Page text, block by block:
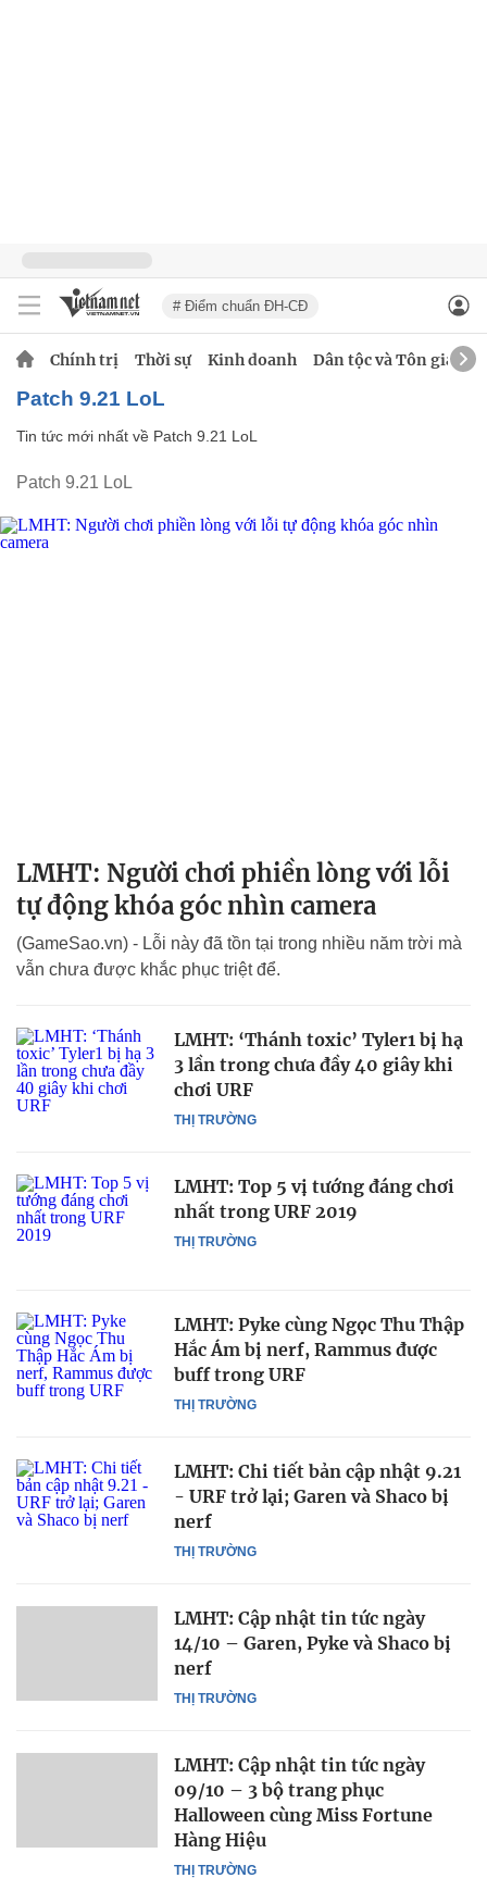
# Điểm chuẩn ĐH-CĐ
Chính trị Thời sự Kinh doanh Dân tộc và Tôn giáo
Patch 9.21 LoL
Tin tức mới nhất về Patch 9.21 LoL
Patch 9.21 LoL
LMHT: Người chơi phiền lòng với lỗi
tự động khóa góc nhìn camera
(GameSao.vn) - Lỗi này đã tồn tại trong nhiều năm trời mà
vẫn chưa được khắc phục triệt để.
THỊ TRƯỜNG
LMHT: ‘Thánh toxic’ Tyler1 bị hạ
3 lần trong chưa đầy 40 giây khi
chơi URF
THỊ TRƯỜNG
LMHT: Top 5 vị tướng đáng chơi
nhất trong URF 2019
THỊ TRƯỜNG
LMHT: Pyke cùng Ngọc Thu Thập
Hắc Ám bị nerf, Rammus được
buff trong URF
THỊ TRƯỜNG
LMHT: Chi tiết bản cập nhật 9.21
- URF trở lại; Garen và Shaco bị
nerf
THỊ TRƯỜNG
LMHT: Cập nhật tin tức ngày
14/10 – Garen, Pyke và Shaco bị
nerf
THỊ TRƯỜNG
LMHT: Cập nhật tin tức ngày
09/10 – 3 bộ trang phục
Halloween cùng Miss Fortune
Hàng Hiệu